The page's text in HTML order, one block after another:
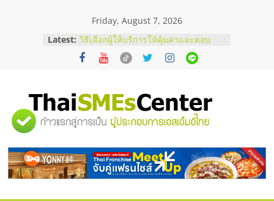
Friday, August 7, 2026
Latest: บริษัท Cybersecurity ในไทยที่ไหนดี?
วิธีเลือกผู้ให้บริการให้คุ้มค่าและตอบ
โจทย์ธุรกิจ
สัมมนาออนไลน์ โอกาสบริหารสถานี
บริการน้ำมัน Shell
สัมมนาลงทุน แฟรนไชส์ยอนนี่
ไชส์ ครั้งที่ 8
ร้านเครื่องเสียงคุณภาพสูง พร้อม
โซลูชันระบบภาพและเสียง
"ศูนย์
รวม
ข้อมูล